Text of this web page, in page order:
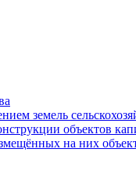
земель
объектов
на них